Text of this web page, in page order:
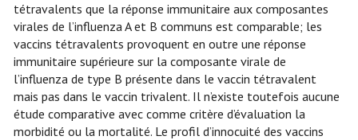
tétravalents que la réponse immunitaire aux composantes
virales de l’influenza A et B communs est comparable; les
vaccins tétravalents provoquent en outre une réponse
immunitaire supérieure sur la composante virale de
l’influenza de type B présente dans le vaccin tétravalent
mais pas dans le vaccin trivalent. Il n’existe toutefois aucune
étude comparative avec comme critère d’évaluation la
morbidité ou la mortalité. Le profil d’innocuité des vaccins